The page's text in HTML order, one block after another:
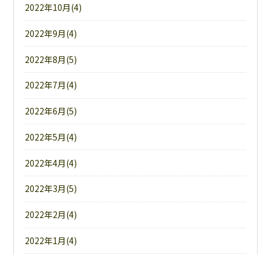
2022年10月(4)
2022年9月(4)
2022年8月(5)
2022年7月(4)
2022年6月(5)
2022年5月(4)
2022年4月(4)
2022年3月(5)
2022年2月(4)
2022年1月(4)